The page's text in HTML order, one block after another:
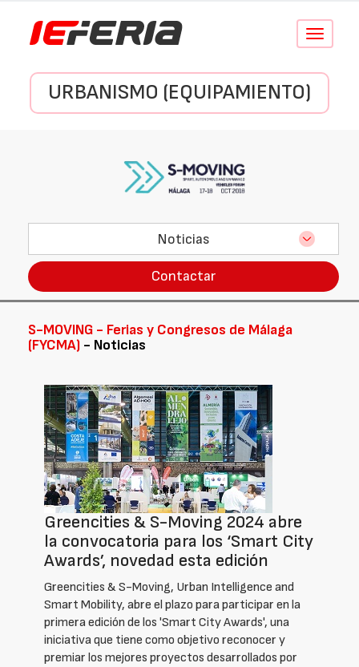
Conmutar
URBANISMO (EQUIPAMIENTO)
Noticias
Contactar
S-MOVING - Ferias y Congresos de Málaga
(FYCMA) - Noticias
Greencities & S-Moving 2024 abre
la convocatoria para los ‘Smart City
Awards’, novedad esta edición
Greencities & S-Moving, Urban Intelligence and
Smart Mobility, abre el plazo para participar en la
primera edición de los 'Smart City Awards', una
iniciativa que tiene como objetivo reconocer y
premiar los mejores proyectos desarrollados por